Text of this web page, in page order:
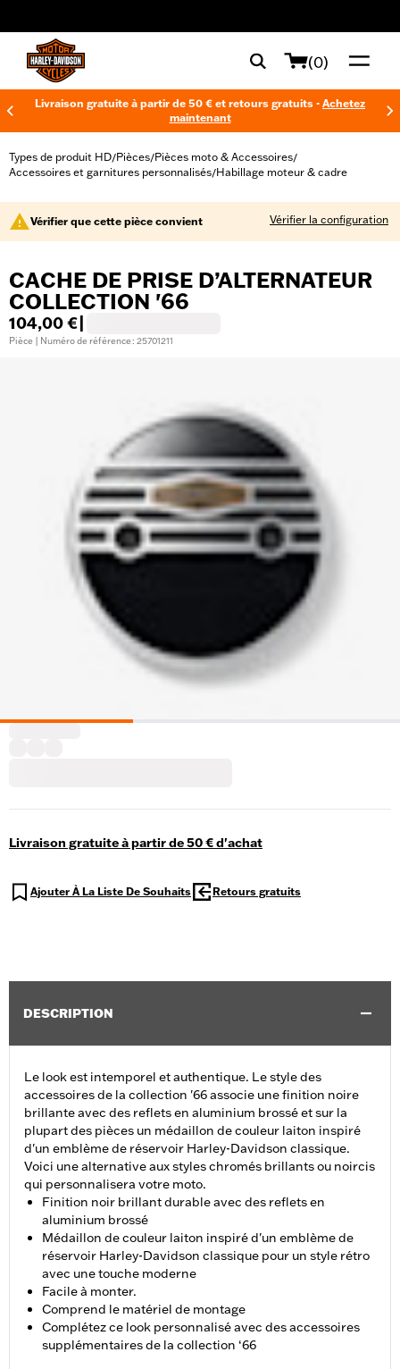
(0)
Livraison gratuite à partir de 50 € et retours gratuits - Achetez
maintenant
Types de produit HD/Pièces/Pièces moto & Accessoires/
Accessoires et garnitures personnalisés/Habillage moteur & cadre
Vérifier que cette pièce convient Vérifier la configuration
CACHE DE PRISE D’ALTERNATEUR
COLLECTION '66
104,00 €
Pièce | Numéro de référence : 25701211
Livraison gratuite à partir de 50 € d'achat
Ajouter À La Liste De Souhaits Retours gratuits
DESCRIPTION
Le look est intemporel et authentique. Le style des
accessoires de la collection '66 associe une finition noire
brillante avec des reflets en aluminium brossé et sur la
plupart des pièces un médaillon de couleur laiton inspiré
d'un emblème de réservoir Harley-Davidson classique.
Voici une alternative aux styles chromés brillants ou noircis
qui personnalisera votre moto.
Finition noir brillant durable avec des reflets en
aluminium brossé
Médaillon de couleur laiton inspiré d'un emblème de
réservoir Harley-Davidson classique pour un style rétro
avec une touche moderne
Facile à monter.
Comprend le matériel de montage
Complétez ce look personnalisé avec des accessoires
supplémentaires de la collection ‘66